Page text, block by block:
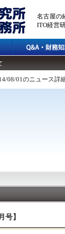
名古屋の
ITO経営
08/01のニュース詳
号】